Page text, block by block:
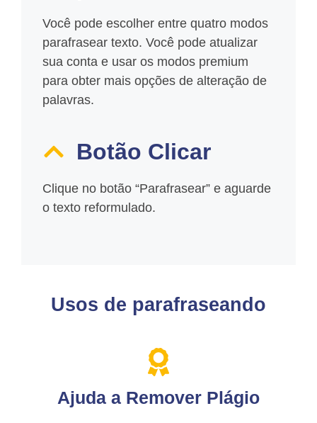
Você pode escolher entre quatro modos
parafrasear texto. Você pode atualizar
sua conta e usar os modos premium
para obter mais opções de alteração de
palavras.
Botão Clicar
Clique no botão “Parafrasear” e aguarde
o texto reformulado.
Usos de parafraseando
Ajuda a Remover Plágio